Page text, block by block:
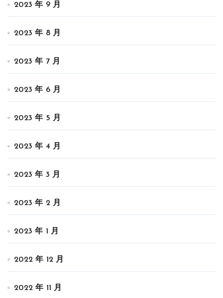
2023 年 9 月
2023 年 8 月
2023 年 7 月
2023 年 6 月
2023 年 5 月
2023 年 4 月
2023 年 3 月
2023 年 2 月
2023 年 1 月
2022 年 12 月
2022 年 11 月